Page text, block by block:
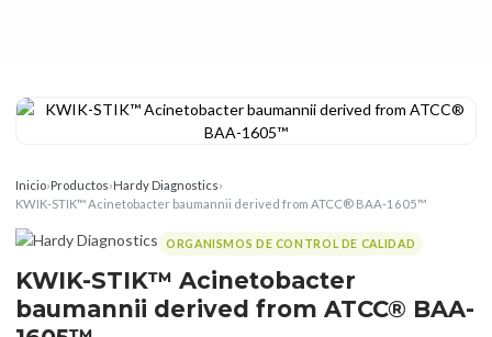
Inicio›Productos›Hardy Diagnostics›
KWIK-STIK™ Acinetobacter baumannii derived from ATCC® BAA-1605™
ORGANISMOS DE CONTROL DE CALIDAD
KWIK-STIK™ Acinetobacter
baumannii derived from ATCC® BAA-